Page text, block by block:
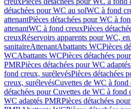
détachées pour WC au solWC à fond
attenantPièces détachées pour WC à
attenantWC à fond creuxPièces
creuxRéservoirs apparents pour WC,
sanitaireAttenantAbattants WCPièces
WCAbattants WCPièces détachées
PMRPièces détachées pour WC
fond creux, surélevésPièces détachées
creux, surélevésCuvettes de WC à fond
détachées pour Cuvettes de WC à fond
WC adaptés PMRPièces détachées